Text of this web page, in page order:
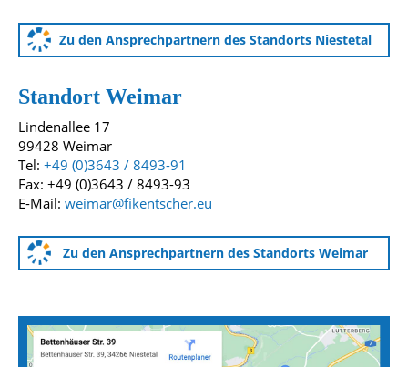
Zu den Ansprechpartnern des Standorts Niestetal
Standort Weimar
Lindenallee 17
99428 Weimar
Tel: +49 (0)3643 / 8493-91
Fax: +49 (0)3643 / 8493-93
E-Mail: weimar@fikentscher.eu
Zu den Ansprechpartnern des Standorts Weimar
Anfahrtskarten zu unseren Standorten